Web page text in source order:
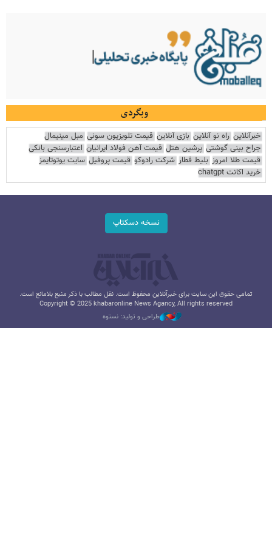
وبگردی
خبرآنلاین راه نو آنلاین بازی آنلاین قیمت تلویزیون سونی مبل مینیمال
جراح بینی گوشتی پرشین هتل قیمت آهن فولاد ایرانیان اعتبارسنجی بانکی
قیمت طلا امروز بلیط قطار شرکت رادوکو قیمت پروفیل سایت یوتوتایمز
خرید اکانت chatgpt
نسخه دسکتاپ
تمامی حقوق این سایت برای خبرآنلاین محفوظ است. نقل مطالب با ذکر منبع بلامانع است.
Copyright © 2025 khabaronline News Agancy, All rights reserved
طراحی و تولید: نستوه